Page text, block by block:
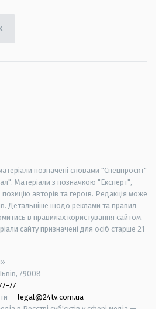
позначені словами "Спецпроєкт"
Матеріали з позначкою "Експерт",
авторів та героїв. Редакція може
Детальніше щодо реклами та правил
в правилах користування сайтом.
сайту призначені для осіб старше 21
79008
77
— legal@24tv.com.ua